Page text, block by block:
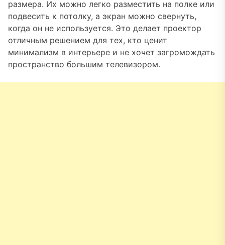
размера. Их можно легко разместить на полке или
подвесить к потолку, а экран можно свернуть,
когда он не используется. Это делает проектор
отличным решением для тех, кто ценит
минимализм в интерьере и не хочет загромождать
пространство большим телевизором.